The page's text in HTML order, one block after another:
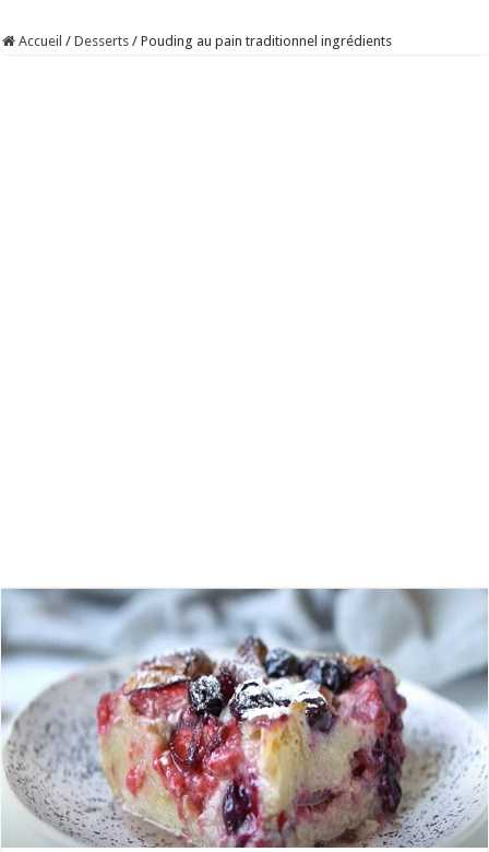
Accueil / Desserts / Pouding au pain traditionnel ingrédients